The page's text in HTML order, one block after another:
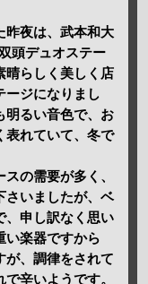
昨夜は、武本和大
頭デュオステー
晴らしく美しく店
ージになりまし
明るい音色で、お
表れていて、冬で
の需要が多く、
さいましたが、ベ
、申し訳なく思い
い楽器ですから
が、調律をされて
辛いようです。